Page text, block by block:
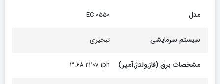
مدل EC 0550
سیستم سرمایشی تبخیری
مشخصات برق (فاز,ولتاژ,آمپر) 3.6A-220v-1ph